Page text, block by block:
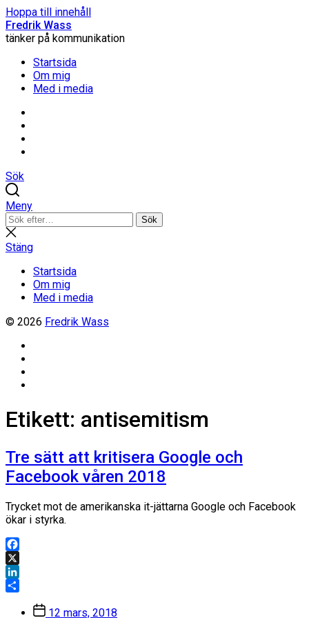
Hoppa till innehåll
Fredrik Wass
tänker på kommunikation
Startsida
Om mig
Med i media
Sök
Meny
Sök
efter:
Sök
Stäng
sökning
Stäng
Startsida
Om mig
Med i media
© 2026 Fredrik Wass
Etikett: antisemitism
Tre sätt att kritisera Google och
Facebook våren 2018
Trycket mot de amerikanska it-jättarna Google och Facebook
ökar i styrka.
Facebook
X
LinkedIn
Inläggsdatum
12 mars, 2018